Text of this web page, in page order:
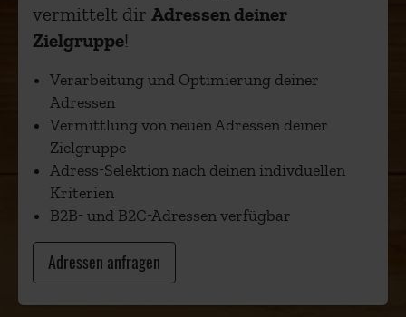
vermittelt dir Adressen deiner
Zielgruppe!
Verarbeitung und Optimierung deiner
Adressen
Vermittlung von neuen Adressen deiner
Zielgruppe
Adress-Selektion nach deinen indivduellen
Kriterien
B2B- und B2C-Adressen verfügbar
Adressen anfragen